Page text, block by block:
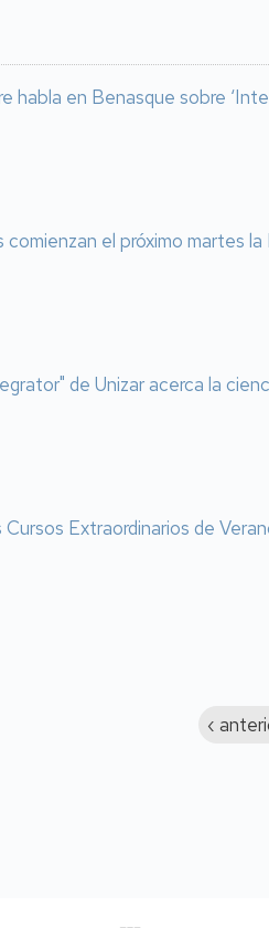
habla en Benasque sobre
el próximo martes
de Unizar acerca la
Cursos Extraordinarios de
Página
‹